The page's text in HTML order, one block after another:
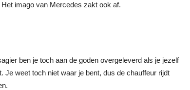
imago van Mercedes zakt ook af.
ben je toch aan de goden overgeleverd als je jezelf
Je weet toch niet waar je bent, dus de chauffeur rijdt